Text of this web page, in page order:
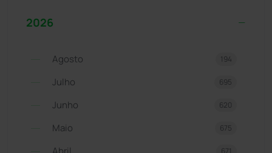
2026
Agosto 194
Julho 695
Junho 620
Maio 675